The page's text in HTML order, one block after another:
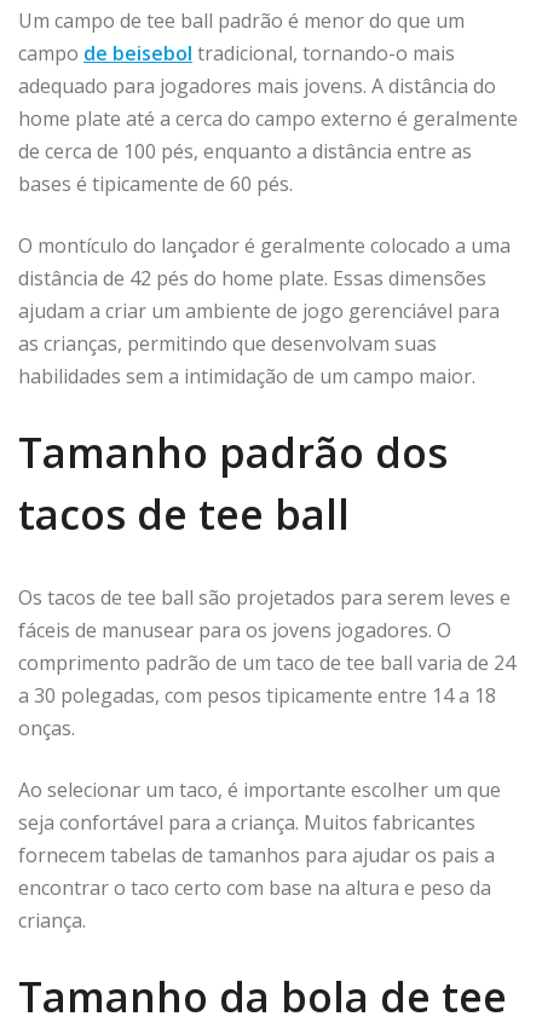
Um campo de tee ball padrão é menor do que um
campo de beisebol tradicional, tornando-o mais
adequado para jogadores mais jovens. A distância do
home plate até a cerca do campo externo é geralmente
de cerca de 100 pés, enquanto a distância entre as
bases é tipicamente de 60 pés.
O montículo do lançador é geralmente colocado a uma
distância de 42 pés do home plate. Essas dimensões
ajudam a criar um ambiente de jogo gerenciável para
as crianças, permitindo que desenvolvam suas
habilidades sem a intimidação de um campo maior.
Tamanho padrão dos
tacos de tee ball
Os tacos de tee ball são projetados para serem leves e
fáceis de manusear para os jovens jogadores. O
comprimento padrão de um taco de tee ball varia de 24
a 30 polegadas, com pesos tipicamente entre 14 a 18
onças.
Ao selecionar um taco, é importante escolher um que
seja confortável para a criança. Muitos fabricantes
fornecem tabelas de tamanhos para ajudar os pais a
encontrar o taco certo com base na altura e peso da
criança.
Tamanho da bola de tee